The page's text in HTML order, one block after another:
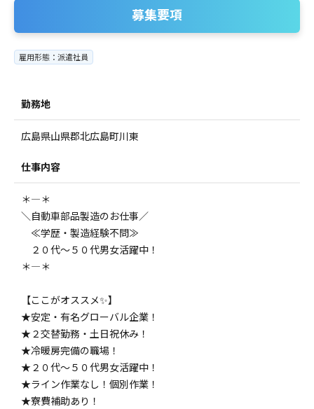
募集要項
雇用形態：派遣社員
勤務地
広島県山県郡北広島町川東
仕事内容
＊――――――――――――――――＊
＼自動車部品製造のお仕事／
≪学歴・製造経験不問≫
２０代～５０代男女活躍中！
＊――――――――――――――――＊
【ここがオススメ✨】
★安定・有名グローバル企業！
★２交替勤務・土日祝休み！
★冷暖房完備の職場！
★２０代～５０代男女活躍中！
★ライン作業なし！個別作業！
★寮費補助あり！